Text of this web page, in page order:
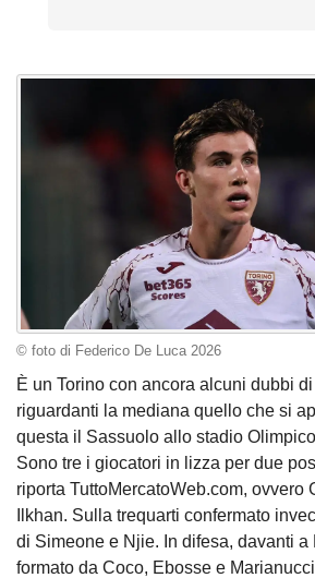
© foto di Federico De Luca 2026
È un Torino con ancora alcuni dubbi
riguardanti la mediana quello che si
questa il Sassuolo allo stadio
Sono tre i giocatori in lizza per due
riporta TuttoMercatoWeb.com, ovvero
Ilkhan. Sulla trequarti confermato
di Simeone e Njie. In difesa, davanti a
formato da Coco, Ebosse e